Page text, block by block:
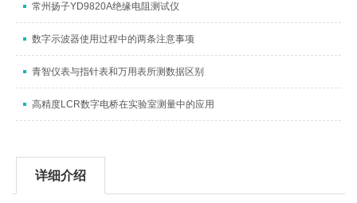
常州扬子YD9820A绝缘电阻测试仪
数字示波器使用过程中的两条注意事项
青智仪表与指针表和万用表所测数据区别
高精度LCR数字电桥在实验室测量中的应用
详细介绍